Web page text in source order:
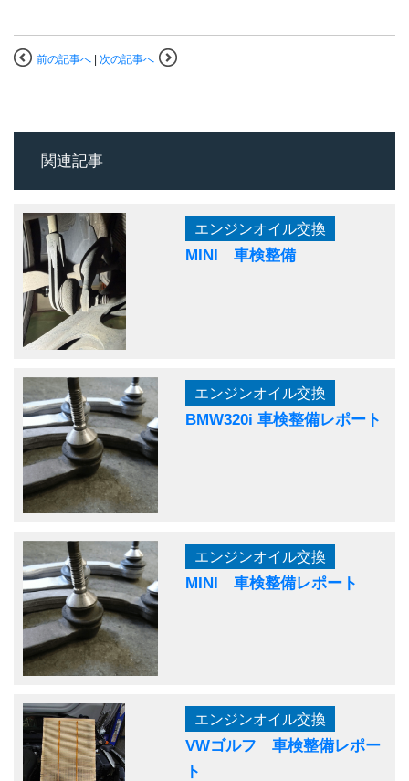
前の記事へ | 次の記事へ
関連記事
エンジンオイル交換
MINI 車検整備
エンジンオイル交換
BMW320i 車検整備レポート
エンジンオイル交換
MINI 車検整備レポート
エンジンオイル交換
VWゴルフ 車検整備レポー
ト